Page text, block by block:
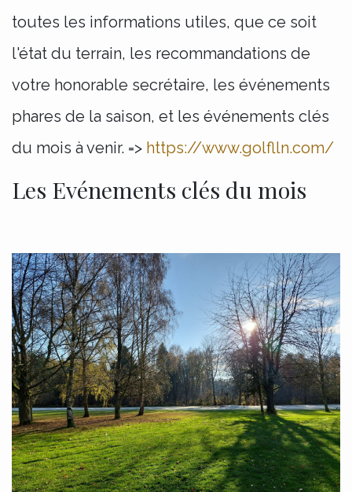
toutes les informations utiles, que ce soit
l'état du terrain, les recommandations de
votre honorable secrétaire, les événements
phares de la saison, et les événements clés
du mois à venir. => https://www.golflln.com/
Les Evénements clés du mois